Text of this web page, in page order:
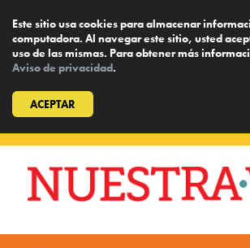
Este sitio usa cookies para almacenar
computadora. Al navegar este sitio, usted
uso de las mismas. Para obtener más
Aviso de privacidad.
ACEPTAR
content